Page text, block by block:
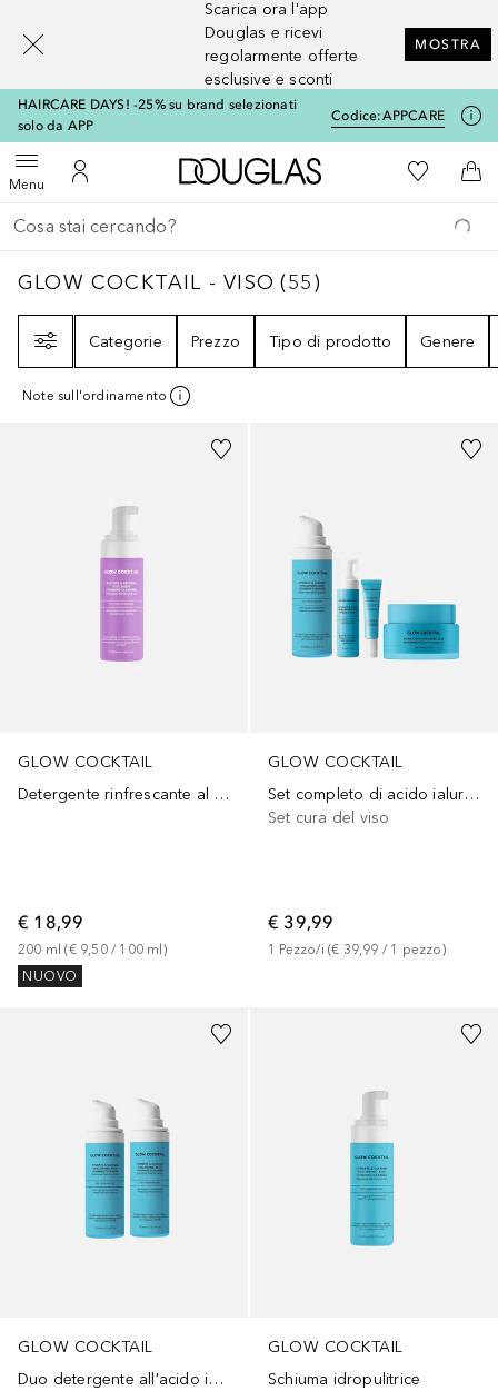
Scarica ora l'app
Douglas e ricevi
regolarmente offerte
esclusive e sconti
MOSTRA
HAIRCARE DAYS! -25% su brand selezionati
solo da APP
Codice:APPCARE
MenuApri menuAl Mio Account
A Douglas HomeAlla Mia
Al
Torna indietro
Esegui ricerca
GLOW COCKTAIL - VISO55
GLOW COCKTAIL - VISO (55)
Categorie
Prezzo Tipo di prodotto Genere
Note sull'ordinamento
GLOW COCKTAIL
Detergente rinfrescante al collagene
€ 18,99
200 ml (€ 9,50 / 100 ml )
NUOVO
GLOW COCKTAIL
Set completo di acido ialuronico
Set cura del viso
€ 39,99
1 Pezzo/i (€ 39,99 / 1 pezzo)
GLOW COCKTAIL
Duo detergente all'acido ialuronico
GLOW COCKTAIL
Schiuma idropulitrice
[navigation.slideout.screenreader]